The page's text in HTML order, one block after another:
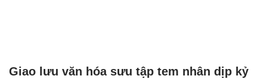
Giao lưu văn hóa sưu tập tem nhân dịp kỷ